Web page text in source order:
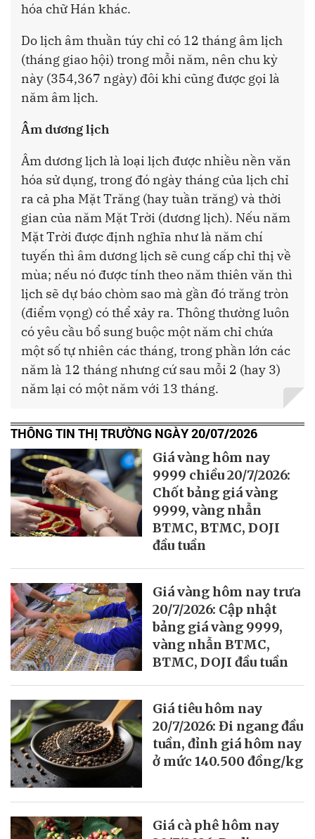
hóa chữ Hán khác.
Do lịch âm thuần túy chỉ có 12 tháng âm lịch
(tháng giao hội) trong mỗi năm, nên chu kỳ
này (354,367 ngày) đôi khi cũng được gọi là
năm âm lịch.
Âm dương lịch
Âm dương lịch là loại lịch được nhiều nền văn
hóa sử dụng, trong đó ngày tháng của lịch chỉ
ra cả pha Mặt Trăng (hay tuần trăng) và thời
gian của năm Mặt Trời (dương lịch). Nếu năm
Mặt Trời được định nghĩa như là năm chí
tuyến thì âm dương lịch sẽ cung cấp chỉ thị về
mùa; nếu nó được tính theo năm thiên văn thì
lịch sẽ dự báo chòm sao mà gần đó trăng tròn
(điểm vọng) có thể xảy ra. Thông thường luôn
có yêu cầu bổ sung buộc một năm chỉ chứa
một số tự nhiên các tháng, trong phần lớn các
năm là 12 tháng nhưng cứ sau mỗi 2 (hay 3)
năm lại có một năm với 13 tháng.
THÔNG TIN THỊ TRƯỜNG NGÀY 20/07/2026
Giá vàng hôm nay
9999 chiều 20/7/2026:
Chốt bảng giá vàng
9999, vàng nhẫn
BTMC, BTMC, DOJI
đầu tuần
Giá vàng hôm nay trưa
20/7/2026: Cập nhật
bảng giá vàng 9999,
vàng nhẫn BTMC,
BTMC, DOJI đầu tuần
Giá tiêu hôm nay
20/7/2026: Đi ngang đầu
tuần, đỉnh giá hôm nay
ở mức 140.500 đồng/kg
Giá cà phê hôm nay